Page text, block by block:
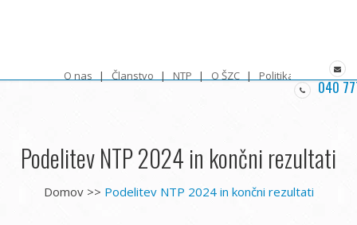
O nas Članstvo NTP O ŠZC Politika zasebnosti
040
Podelitev NTP 2024 in končni rezultati
Domov >> Podelitev NTP 2024 in končni rezultati